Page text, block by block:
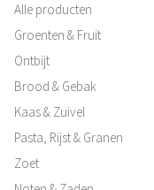
Alle producten
Groenten & Fruit
Ontbijt
Brood & Gebak
Kaas & Zuivel
Pasta, Rijst & Granen
Zoet